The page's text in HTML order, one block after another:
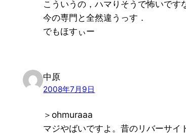
こういうの，ハマりそうで怖いです
今の専門と全然違うっす．
でもほすぃー
中原
2008年7月9日
＞ohmuraaa
マジやばいですよ。昔のリバーサイ